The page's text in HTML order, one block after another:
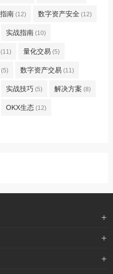
南 (12) 数字资产安全 (12)
实战指南 (10)
(11) 量化交易 (5)
(5) 数字资产交易 (11)
实战技巧 (5) 解决方案 (8)
OKX生态 (12)